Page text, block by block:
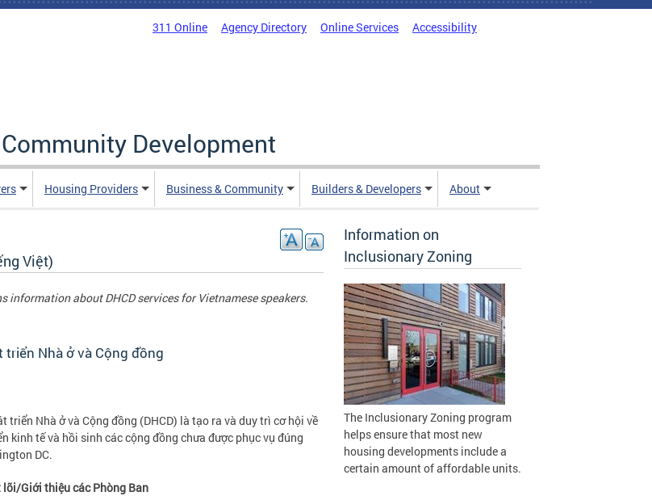
311 Online Agency Directory Online Services Accessibility
Development
Housing Providers Business & Community Builders & Developers About
Việt)
information about DHCD services for Vietnamese speakers.
triển Nhà ở và Cộng đồng
triển Nhà ở và Cộng đồng (DHCD) là tạo ra và duy trì cơ hội về
kinh tế và hồi sinh các cộng đồng chưa được phục vụ đúng
DC.
Giới thiệu các Phòng Ban
Information on
Inclusionary Zoning
The Inclusionary Zoning program
helps ensure that most new
housing developments include a
certain amount of affordable units.